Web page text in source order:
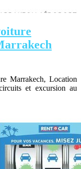
Marrakech, Location
et excursion au